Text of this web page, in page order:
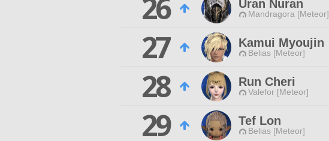
26
Uran Nuran
Mandragora [Meteor]
27
Kamui Myoujin
Belias [Meteor]
28
Run Cheri
Valefor [Meteor]
29
Tef Lon
Belias [Meteor]